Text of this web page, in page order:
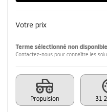
Votre prix
Terme sélectionné non disponible
Contactez-nous pour connaître les
Propulsion 31